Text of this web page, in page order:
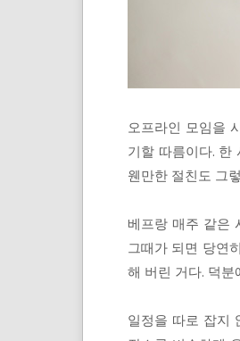
오프라인 모임을
기할 따름이다. 한
웬만한 절친도 그
베프랑 매주 같은
그때가 되면 당연
해 버린 거다. 덕
일정을 따로 잡지